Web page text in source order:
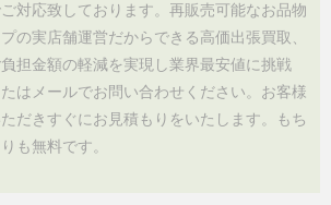
対応致しております。再販売可能なお品物
の実店舗運営だからできる高価出張買取、
担金額の軽減を実現し業界最安値に挑戦
はメールでお問い合わせください。お客様
だきすぐにお見積もりをいたします。もち
も無料です。